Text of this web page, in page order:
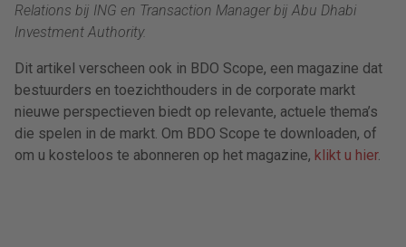
Relations bij ING en Transaction Manager bij Abu Dhabi
Investment Authority.
Dit artikel verscheen ook in BDO Scope, een magazine dat
bestuurders en toezichthouders in de corporate markt
nieuwe perspectieven biedt op relevante, actuele thema’s
die spelen in de markt. Om BDO Scope te downloaden, of
om u kosteloos te abonneren op het magazine, klikt u hier.